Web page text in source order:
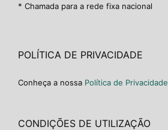
* Chamada para a rede fixa nacional
POLÍTICA DE PRIVACIDADE
Conheça a nossa Política de Privacidade
CONDIÇÕES DE UTILIZAÇÃO